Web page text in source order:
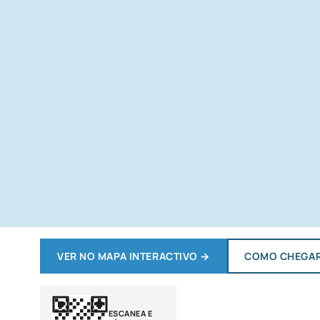
VER NO MAPA INTERACTIVO → COMO
ESCANEA E